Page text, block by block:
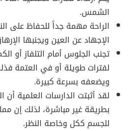
الشمس.
الراحة مهمة جداً للحفاظ على
الإجهاد عن العين ويجنبها
تجنب الجلوس أمام التلفاز أو
لفترات طويلة أو في العتمة
ويضعفه بسرعة كبيرة.
لقد أثبتت الدارسات العلمية أن
بطريقة غير مباشرة، لذلك إن
للجسم ككل وخاصة النظر.